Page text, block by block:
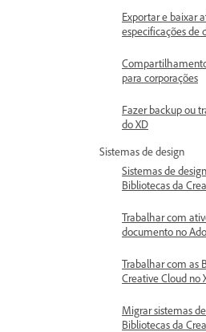
Exportar e baixar
especificações de
para corporações
Fazer backup ou
do XD
Sistemas de design
Sistemas de
Bibliotecas da
Trabalhar com
documento no
Trabalhar com as
Creative Cloud no
Migrar sistemas
Bibliotecas da